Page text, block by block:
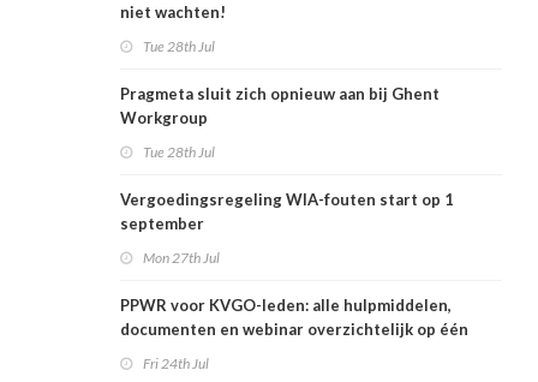
niet wachten!
Tue 28th Jul
Pragmeta sluit zich opnieuw aan bij Ghent
Workgroup
Tue 28th Jul
Vergoedingsregeling WIA-fouten start op 1
september
Mon 27th Jul
PPWR voor KVGO-leden: alle hulpmiddelen,
documenten en webinar overzichtelijk op één
Fri 24th Jul